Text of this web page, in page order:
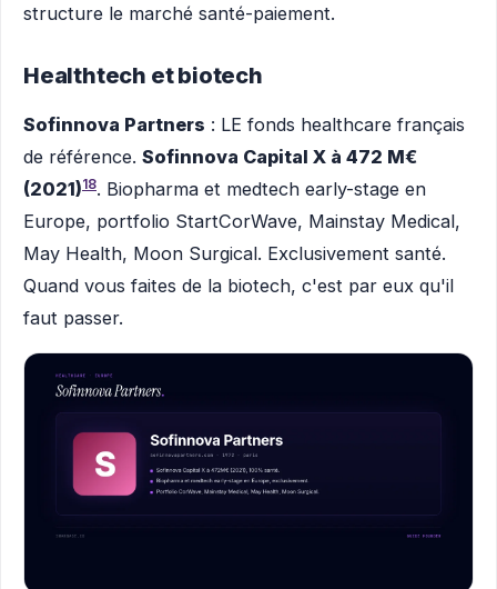
structure le marché santé-paiement.
Healthtech et biotech
Sofinnova Partners : LE fonds healthcare français
de référence. Sofinnova Capital X à 472 M€
(2021)18. Biopharma et medtech early-stage en
Europe, portfolio StartCorWave, Mainstay Medical,
May Health, Moon Surgical. Exclusivement santé.
Quand vous faites de la biotech, c'est par eux qu'il
faut passer.